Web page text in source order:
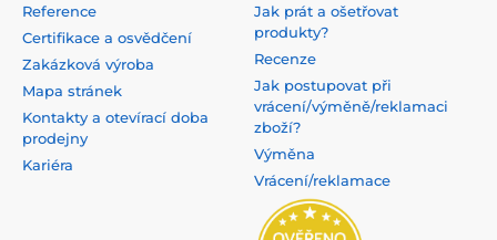
Reference
Certifikace a osvědčení
Zakázková výroba
Mapa stránek
Kontakty a otevírací doba
prodejny
Kariéra
Jak prát a ošetřovat
produkty?
Recenze
Jak postupovat při
vrácení/výměně/reklamaci
zboží?
Výměna
Vrácení/reklamace